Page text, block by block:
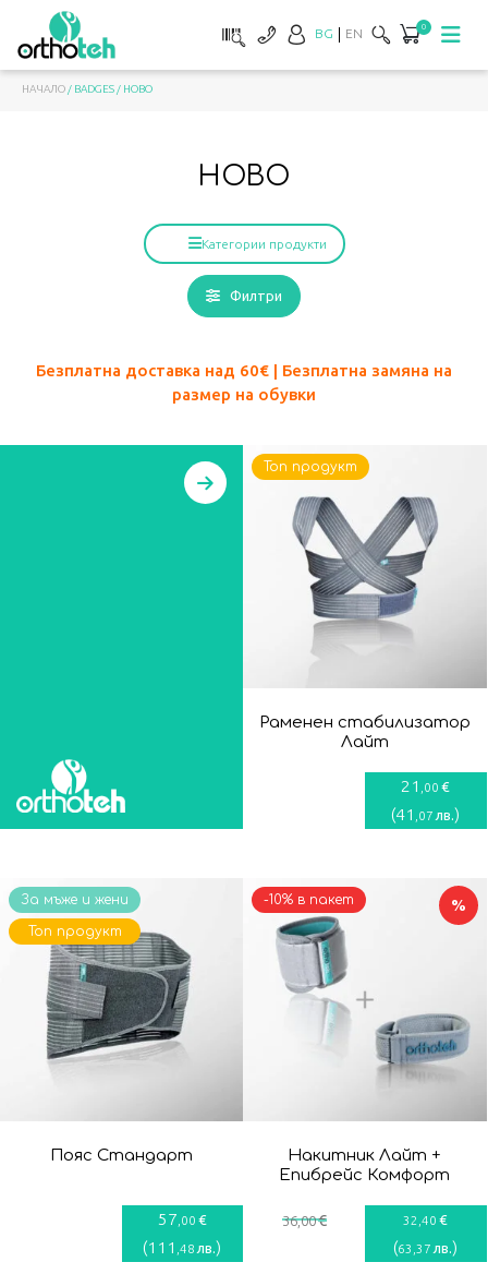
BG EN 0
НАЧАЛО / BADGES / НОВО
НОВО
Филтри
Категории продукти
Безплатна доставка над 60€ | Безплатна замяна на
размер на обувки
Раменен стабилизатор
Лайт
21 ,00 €
(41 ,07 лв.)
Топ продукт
Пояс Стандарт
57 ,00 €
(111 ,48 лв.)
За мъже и жени
Топ продукт
%
Накитник Лайт +
Епибрейс Комфорт
36,00€ 32 ,40 €
(63 ,37 лв.)
-10% в пакет